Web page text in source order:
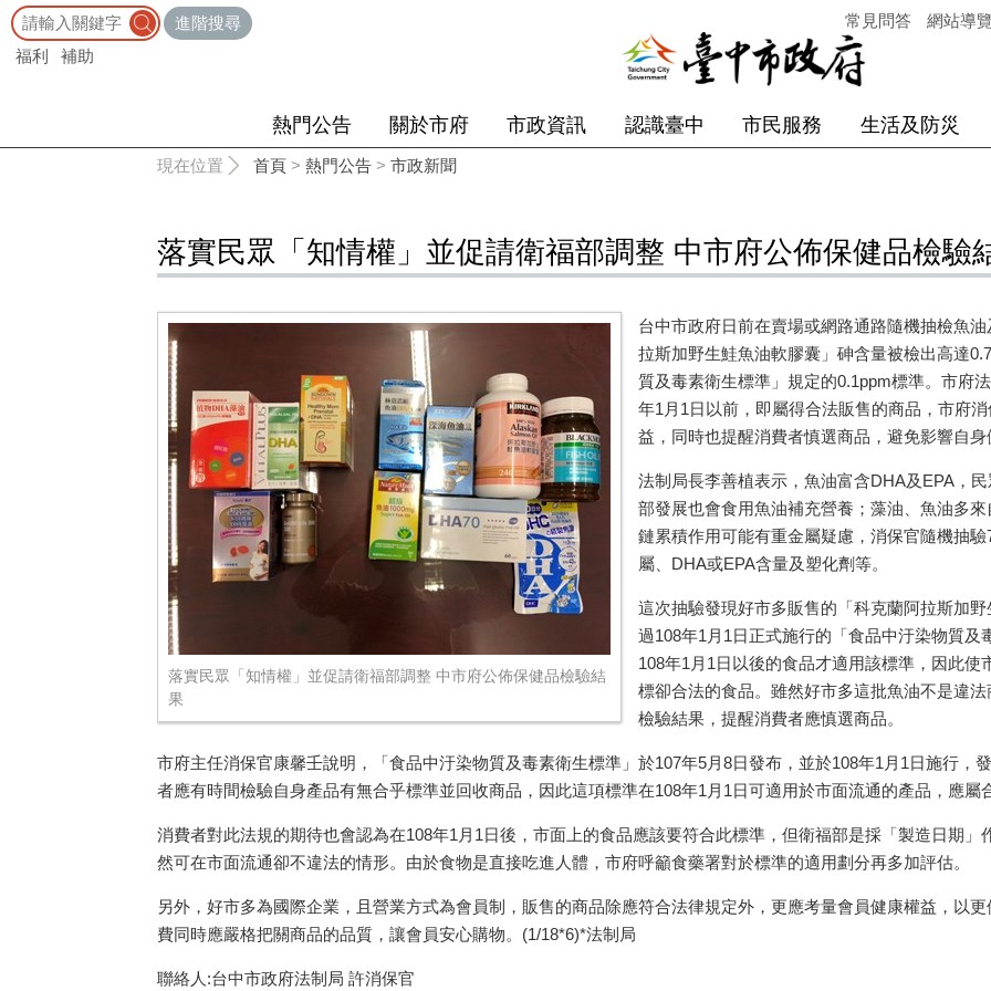
進階搜尋
福利
補助
常見問答 網站導
熱門公告 關於市府 市政資訊 認識臺中 市民服務 生活及防災
現在位置 首頁 > 熱門公告 > 市政新聞
落實民眾「知情權」並促請衛福部調整 中市府公佈保健品檢驗
落實民眾「知情權」並促請衛福部調整 中市府公佈保健品檢驗結
果
台中市政府日前在賣場或網路通路隨機抽檢魚
拉斯加野生鮭魚油軟膠囊」砷含量被檢出高達
質及毒素衛生標準」規定的0.1ppm標準。市府
年1月 1日以前，即屬得合法販售的商品，市府
益，同時也提醒消費者慎選商品，避免影響自身
法制局長李善植表示，魚油富含DHA及 EPA ，
部發展也會食用魚油補充營養；藻油、魚油多
鏈累積作用可能有重金屬疑慮，消保官隨機抽驗
屬、 DHA或EPA含量及塑化劑等。
這次抽驗發現好市多販售的「科克蘭阿拉斯加
過108年1月 1日正式施行的「食品中汙染物質
108年1月 1日以後的食品才適用該標準，因此使
標卻合法的食品。雖然好市多這批魚油不是違
檢驗結果，提醒消費者應慎選商品。
市府主任消保官康馨壬說明，「食品中汙染物質及毒素衛生標準」於107年5月8日發布，並於108年1月 1日施行，
者應有時間檢驗自身產品有無合乎標準並回收商品，因此這項標準在108年1月 1日可適用於市面流通的產品，應屬
消費者對此法規的期待也會認為在108年1月 1日後，市面上的食品應該要符合此標準，但衛福部是採「製造日期
然可在市面流通卻不違法的情形。由於食物是直接吃進人體，市府呼籲食藥署對於標準的適用劃分再多加評估。
另外，好市多為國際企業，且營業方式為會員制，販售的商品除應符合法律規定外，更應考量會員健康權益，以
費同時應嚴格把關商品的品質，讓會員安心購物。 (1/18*6)*法制局
聯絡人:台中市政府法制局 許消保官